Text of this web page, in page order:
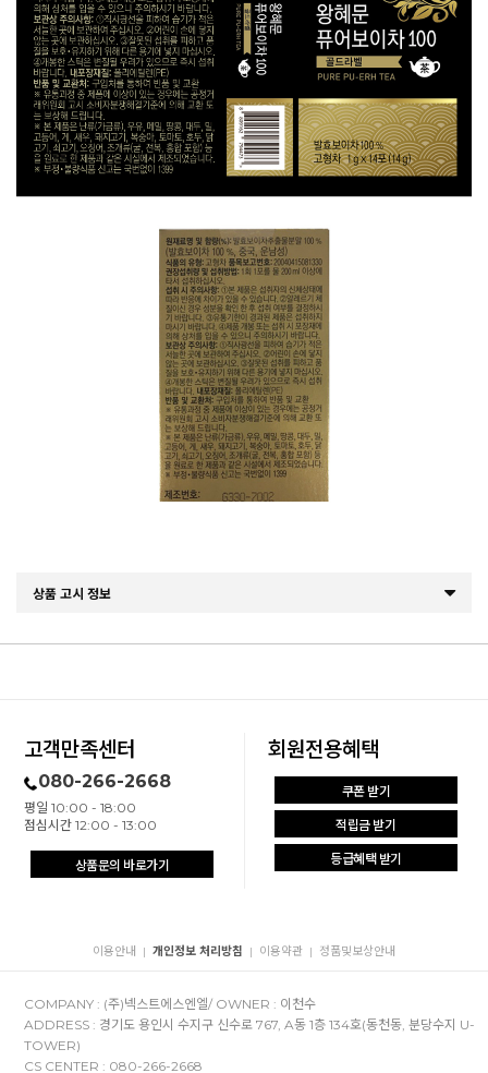
상품 고시 정보
고객만족센터
080-266-2668
평일 10:00 - 18:00
점심시간 12:00 - 13:00
상품문의 바로가기
회원전용혜택
쿠폰 받기
적립금 받기
등급혜택 받기
이용안내 | 개인정보 처리방침 | 이용약관 | 정품및보상안내
COMPANY : (주)넥스트에스엔엘/ OWNER : 이천수
ADDRESS : 경기도 용인시 수지구 신수로 767, A동 1층 134호(동천동, 분당수지 U-
TOWER)
CS CENTER : 080-266-2668